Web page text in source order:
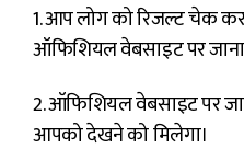
1. आप लोग को रिजल्ट चेक
ऑफिशियल वेबसाइट पर जाना
2. ऑफिशियल वेबसाइट पर
आपको देखने को मिलेगा।